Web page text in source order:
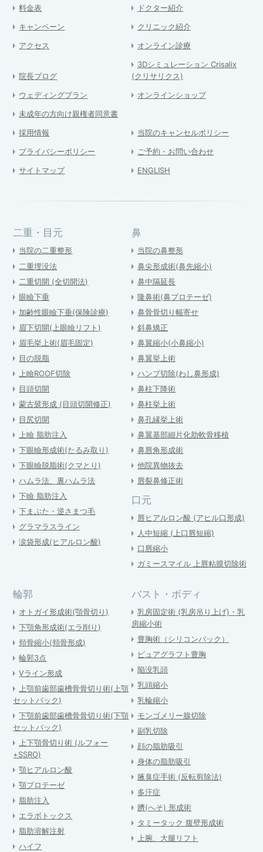
料金表 ドクター紹介
キャンペーン クリニック紹介
アクセス オンライン診療
院長ブログ
3Dシミュレーション Crisalix
(クリサリクス)
ウェディングプラン オンラインショップ
未成年の方向け親権者同意書
採用情報 当院のキャンセルポリシー
プライバシーポリシー ご予約・お問い合わせ
サイトマップ ENGLISH
二重・目元
当院の二重整形
二重埋没法
二重切開 (全切開法)
眼瞼下垂
加齢性眼瞼下垂(保険診療)
眉下切開(上眼瞼リフト)
眉毛挙上術(眉毛固定)
目の脱脂
上瞼ROOF切除
目頭切開
蒙古襞形成 (目頭切開修正)
目尻切開
上瞼 脂肪注入
下眼瞼形成術(たるみ取り)
下眼瞼脱脂術(クマとり)
ハムラ法、裏ハムラ法
下瞼 脂肪注入
下まぶた・逆さまつ毛
グラマラスライン
涙袋形成(ヒアルロン酸)
鼻
当院の鼻整形
鼻尖形成術(鼻先縮小)
鼻中隔延長
隆鼻術(鼻プロテーゼ)
鼻骨骨切り幅寄せ
斜鼻矯正
鼻翼縮小(小鼻縮小)
鼻翼挙上術
ハンプ切除(わし鼻形成)
鼻柱下降術
鼻柱挙上術
鼻孔縁挙上術
鼻翼基部細片化肋軟骨移植
鼻唇角形成術
他院異物抜去
唇裂鼻修正術
口元
唇ヒアルロン酸 (アヒル口形成)
人中短縮 (上口唇短縮)
口唇縮小
ガミースマイル 上唇粘膜切除術
輪郭
オトガイ形成術(顎骨切り)
下顎角形成術(エラ削り)
頬骨縮小(頬骨形成)
輪郭3点
Vライン形成
上顎前歯部歯槽骨骨切り術(上顎
セットバック)
下顎前歯部歯槽骨骨切り術(下顎
セットバック)
上下顎骨切り術 (ルフォー
+SSRO)
顎ヒアルロン酸
顎プロテーゼ
脂肪注入
エラボトックス
脂肪溶解注射
ハイフ
バスト・ボディ
乳房固定術 (乳房吊り上げ)・乳
房縮小術
豊胸術（シリコンバック）
ピュアグラフト豊胸
陥没乳頭
乳頭縮小
乳輪縮小
モンゴメリー腺切除
副乳切除
顔の脂肪吸引
身体の脂肪吸引
腋臭症手術 (反転剪除法)
多汗症
臍(へそ) 形成術
タミータック 腹壁形成術
上腕、大腿リフト